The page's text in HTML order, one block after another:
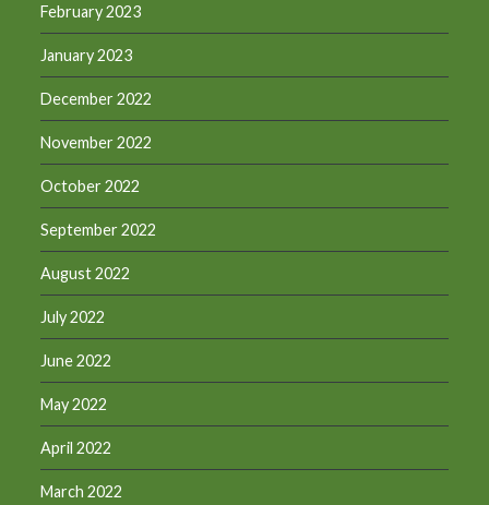
February 2023
January 2023
December 2022
November 2022
October 2022
September 2022
August 2022
July 2022
June 2022
May 2022
April 2022
March 2022